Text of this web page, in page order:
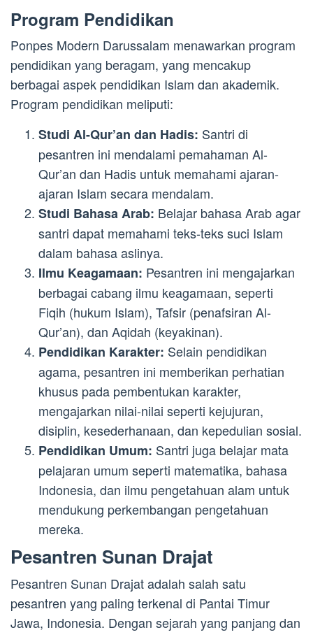
Program Pendidikan
Ponpes Modern Darussalam menawarkan program
pendidikan yang beragam, yang mencakup
berbagai aspek pendidikan Islam dan akademik.
Program pendidikan meliputi:
Studi Al-Qur’an dan Hadis: Santri di
pesantren ini mendalami pemahaman Al-
Qur’an dan Hadis untuk memahami ajaran-
ajaran Islam secara mendalam.
Studi Bahasa Arab: Belajar bahasa Arab agar
santri dapat memahami teks-teks suci Islam
dalam bahasa aslinya.
Ilmu Keagamaan: Pesantren ini mengajarkan
berbagai cabang ilmu keagamaan, seperti
Fiqih (hukum Islam), Tafsir (penafsiran Al-
Qur’an), dan Aqidah (keyakinan).
Pendidikan Karakter: Selain pendidikan
agama, pesantren ini memberikan perhatian
khusus pada pembentukan karakter,
mengajarkan nilai-nilai seperti kejujuran,
disiplin, kesederhanaan, dan kepedulian sosial.
Pendidikan Umum: Santri juga belajar mata
pelajaran umum seperti matematika, bahasa
Indonesia, dan ilmu pengetahuan alam untuk
mendukung perkembangan pengetahuan
mereka.
Pesantren Sunan Drajat
Pesantren Sunan Drajat adalah salah satu
pesantren yang paling terkenal di Pantai Timur
Jawa, Indonesia. Dengan sejarah yang panjang dan